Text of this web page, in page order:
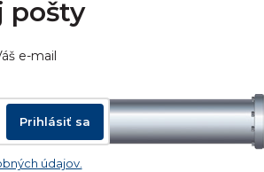
pošty
e-mail
Prihlásiť sa
údajov.